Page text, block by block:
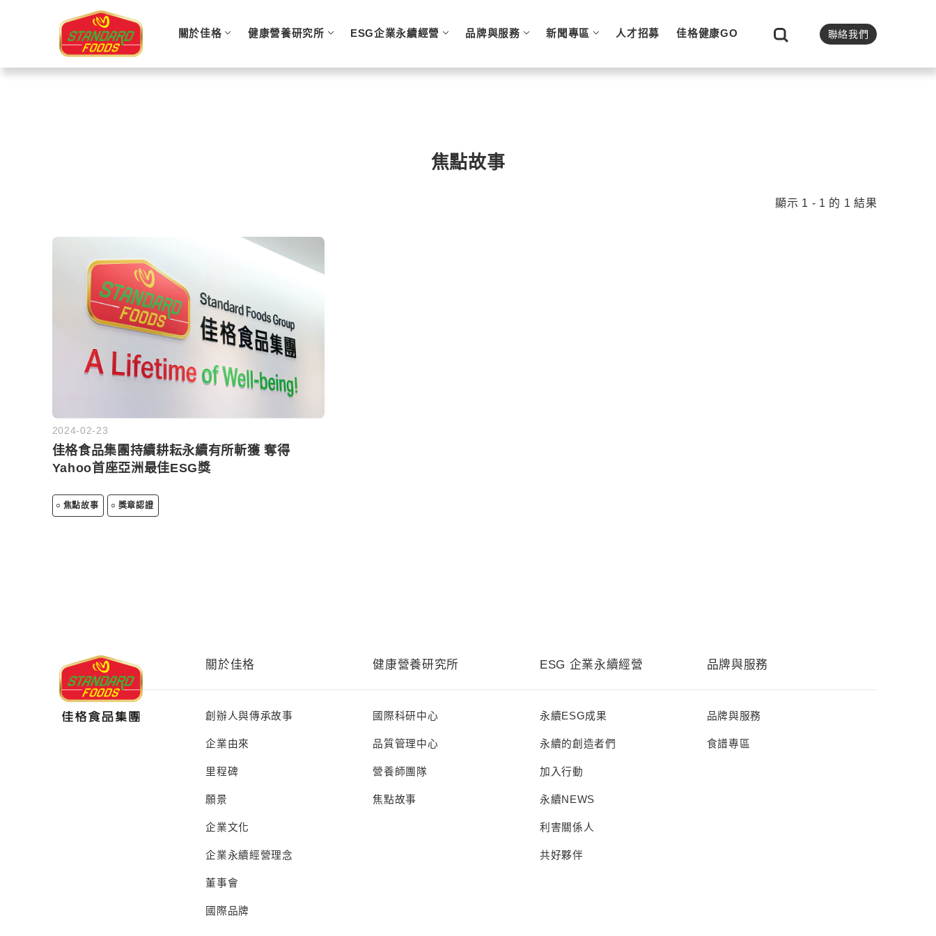
關於佳格 健康營養研究所 ESG企業永續經營 品牌與服務 新聞專區 人才招募 佳格健康GO 聯絡我們
焦點故事
顯示 1 - 1 的 1 結果
2024-02-23
佳格食品集團持續耕耘永續有所斬獲 奪得
Yahoo首座亞洲最佳ESG獎
焦點故事 獎章認證
關於佳格
創辦人與傳承故事
企業由來
里程碑
願景
企業文化
企業永續經營理念
董事會
國際品牌
健康營養研究所
國際科研中心
品質管理中心
營養師團隊
焦點故事
ESG 企業永續經營
永續ESG成果
永續的創造者們
加入行動
永續NEWS
利害關係人
共好夥伴
品牌與服務
品牌與服務
食譜專區